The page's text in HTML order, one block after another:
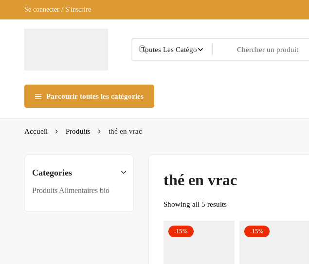
Se connecter / S'inscrire
Parcourir toutes les catégories
Accueil Produits thé en vrac
Categories
Produits Alimentaires bio
thé en vrac
Showing all 5 results
-15% -15%